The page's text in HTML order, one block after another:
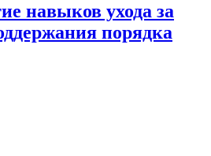
навыков ухода за
порядка